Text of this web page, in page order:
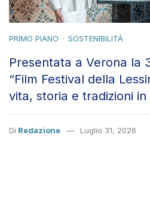
PRIMO PIANO SOSTENIBILITÀ
Presentata a Verona la
“Film Festival della
vita, storia e tradizioni
Di Redazione Luglio 31, 2026